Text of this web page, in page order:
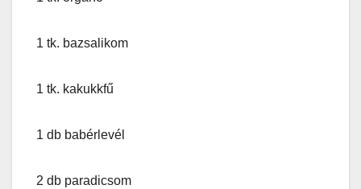
1 tk. bazsalikom
1 tk. kakukkfű
1 db babérlevél
2 db paradicsom